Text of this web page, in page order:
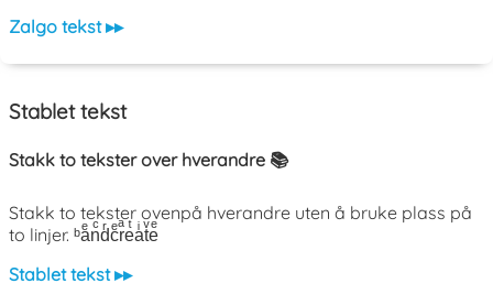
Zalgo tekst ▸▸
Stablet tekst
Stakk to tekster over hverandre 📚
Stakk to tekster ovenpå hverandre uten å bruke plass på
to linjer. ᵇaͤnͨdͬcͤrͣeͭaͥtͮeͤ
Stablet tekst ▸▸